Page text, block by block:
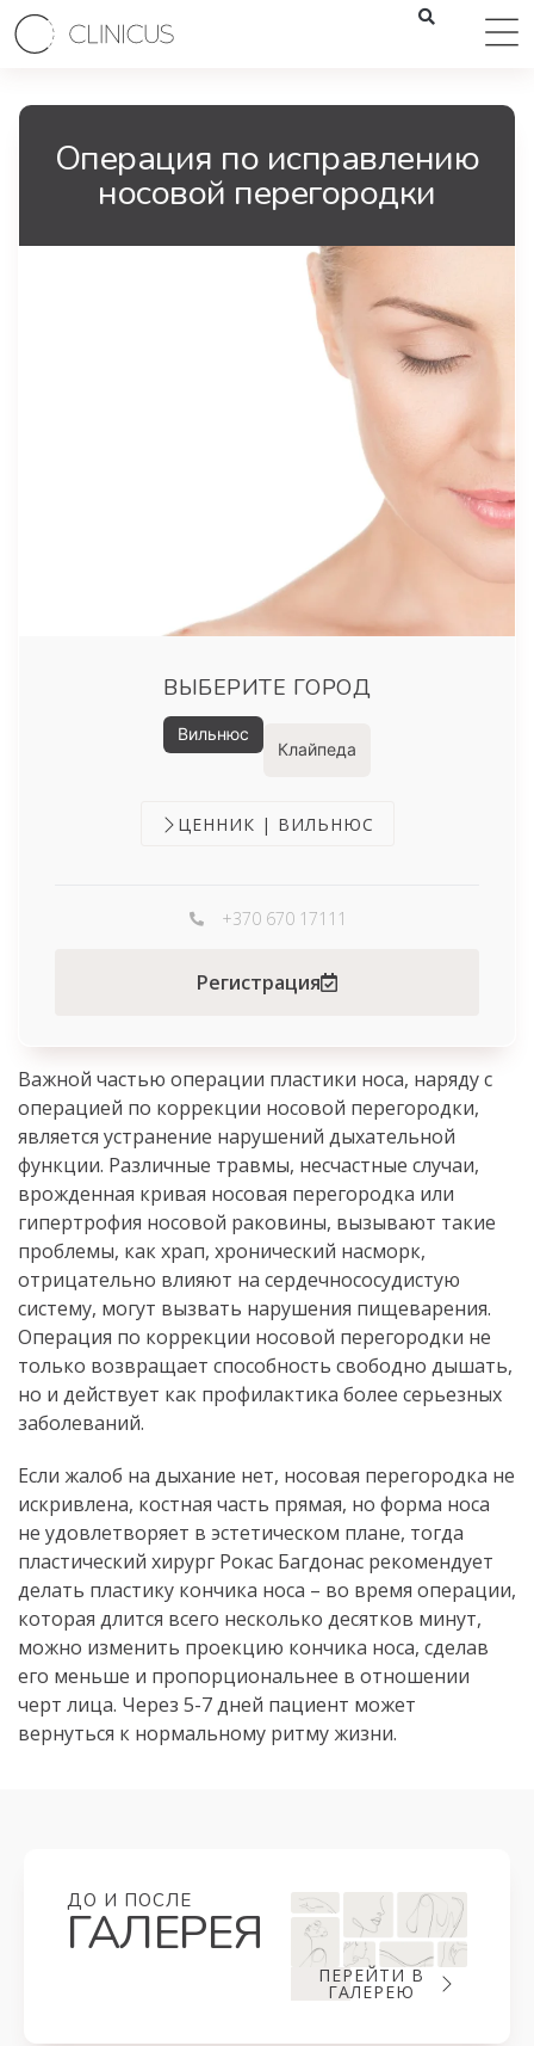
Важной частью операции пластики носа, наряду с
операцией по коррекции носовой перегородки,
является устранение нарушений дыхательной
функции. Различные травмы, несчастные случаи,
врожденная кривая носовая перегородка или
гипертрофия носовой раковины, вызывают такие
проблемы, как храп, хронический насморк,
отрицательно влияют на сердечнососудистую
систему, могут вызвать нарушения пищеварения.
Операция по коррекции носовой перегородки не
только возвращает способность свободно дышать,
но и действует как профилактика более серьезных
заболеваний.
Если жалоб на дыхание нет, носовая перегородка не
искривлена, костная часть прямая, но форма носа
не удовлетворяет в эстетическом плане, тогда
пластический хирург Рокас Багдонас рекомендует
делать пластику кончика носа – во время операции,
которая длится всего несколько десятков минут,
можно изменить проекцию кончика носа, сделав
его меньше и пропорциональнее в отношении
черт лица. Через 5-7 дней пациент может
вернуться к нормальному ритму жизни.
Операция по исправлению
носовой перегородки
ВЫБЕРИТЕ ГОРОД
Вильнюс
Клайпеда
ЦЕННИК | ВИЛЬНЮС
+370 670 17111
Регистрация
ДО И ПОСЛЕ
ГАЛЕРЕЯ
ПЕРЕЙТИ В
ГАЛЕРЕЮ